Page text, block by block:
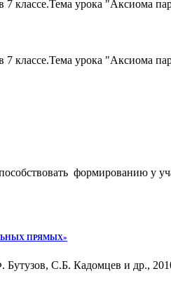
7 классе.Тема урока "Аксиома
7 классе.Тема урока "Аксиома
формированию у
ПРЯМЫХ»
С.Б. Кадомцев и др.,